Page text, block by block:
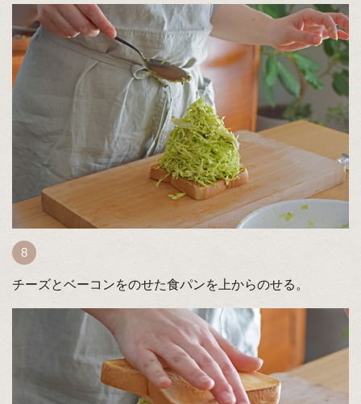
チーズとベーコンをのせた食パンを上からのせる。